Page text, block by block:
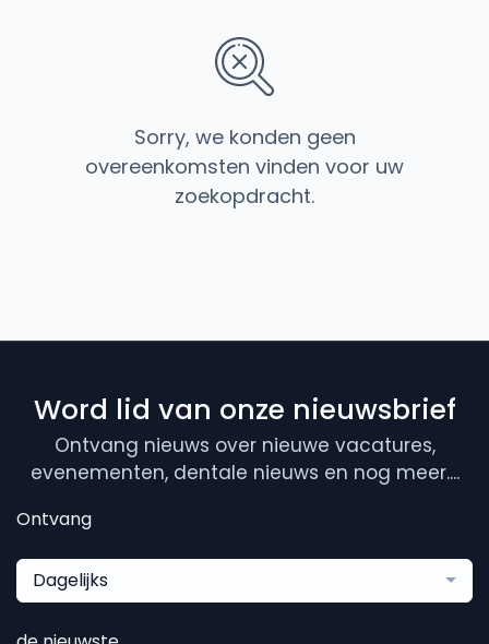
Sorry, we konden geen
overeenkomsten vinden voor uw
zoekopdracht.
Word lid van onze nieuwsbrief
Ontvang nieuws over nieuwe vacatures,
evenementen, dentale nieuws en nog meer....
Ontvang
Dagelijks